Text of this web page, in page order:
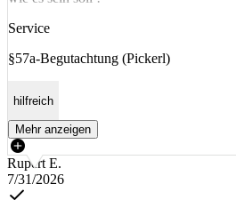
Service
§57a-Begutachtung (Pickerl)
hilfreich
Mehr anzeigen
Rupert E.
7/31/2026